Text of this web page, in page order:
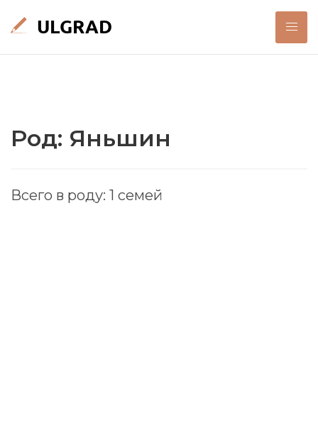
Род: Яньшин
Всего в роду: 1 семей